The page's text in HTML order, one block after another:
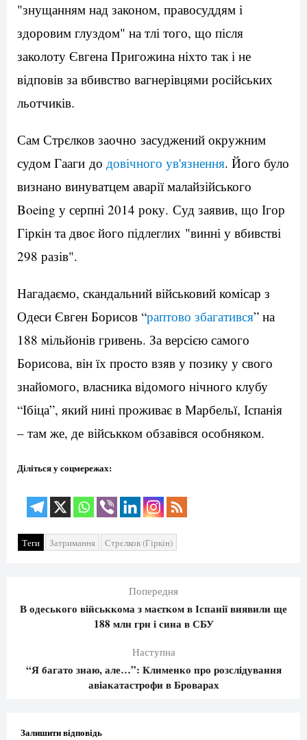
"знущанням над законом, правосуддям і
здоровим глуздом" на тлі того, що після
заколоту Євгена Пригожина ніхто так і не
відповів за вбивство вагнерівцями російських
льотчиків.
Сам Стрєлков заочно засуджений окружним
судом Гааги до довічного ув'язнення. Його було
визнано винуватцем аварії малайзійського
Boeing у серпні 2014 року. Суд заявив, що Ігор
Гіркін та двоє його підлеглих "винні у вбивстві
298 разів".
Нагадаємо, скандальний військовий комісар з
Одеси Євген Борисов “раптово збагатився” на
188 мільйонів гривень. За версією самого
Борисова, він їх просто взяв у позику у свого
знайомого, власника відомого нічного клубу
“Ібіца”, який нині проживає в Марбельї, Іспанія
– там же, де військком обзавівся особняком.
Діліться у соцмережах:
Теги Затримання Стрєлков (Гіркін)
Попередня
В одеського військкома з маєтком в Іспанії виявили ще
188 млн грн і сина в СБУ
Наступна
“Я багато знаю, але…”: Клименко про розслідування
авіакатастрофи в Броварах
Залишити відповідь